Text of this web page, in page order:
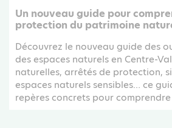
Un nouveau guide pour
protection du patrimoine
Découvrez le nouveau guide des
des espaces naturels en Centre-
naturelles, arrêtés de protection,
espaces naturels sensibles… ce
repères concrets pour comprendre